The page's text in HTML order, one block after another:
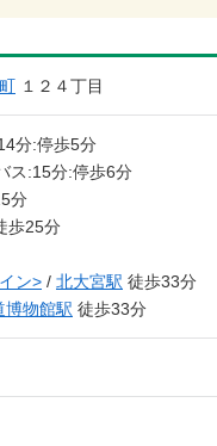
１２４丁目
分:停歩5分
ス:15分:停歩6分
分
歩25分
ン> / 北大宮駅 徒歩33分
博物館駅 徒歩33分